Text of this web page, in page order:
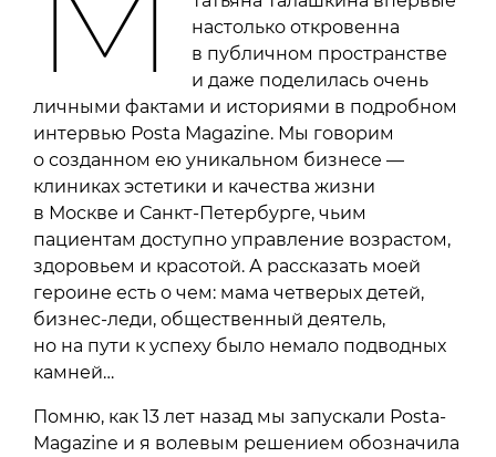
настолько откровенна
в публичном пространстве
и даже поделилась очень
личными фактами и историями в подробном
интервью Posta Magazine. Мы говорим
о созданном ею уникальном бизнесе —
клиниках эстетики и качества жизни
в Москве и Санкт-Петербурге, чьим
пациентам доступно управление возрастом,
здоровьем и красотой. А рассказать моей
героине есть о чем: мама четверых детей,
бизнес-леди, общественный деятель,
но на пути к успеху было немало подводных
камней…
Помню, как 13 лет назад мы запускали Posta-
Magazine и я волевым решением обозначила